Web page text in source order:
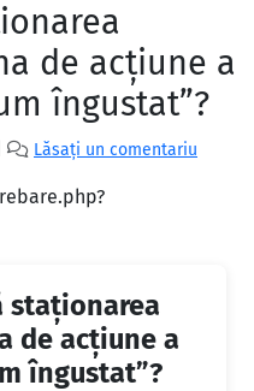
de acţiune a
îngustat”?
Lăsați un comentariu
staţionarea
de acţiune a
îngustat”?